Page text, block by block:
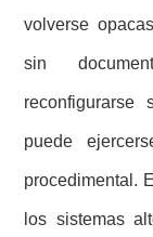
volverse
sin
reconfigurarse
puede
procedimental.
los sistemas